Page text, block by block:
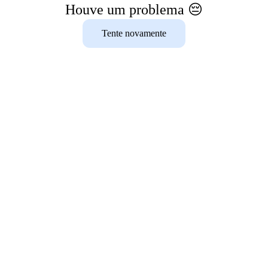
Houve um problema 😔
Tente novamente